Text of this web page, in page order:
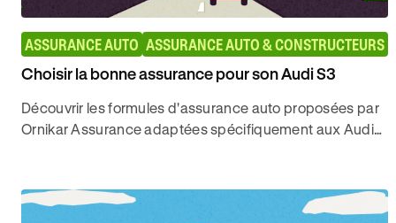
ASSURANCE AUTO ASSURANCE AUTO & CONSTRUCTEURS
Choisir la bonne assurance pour son Audi S3
Découvrir les formules d'assurance auto proposées par
Ornikar Assurance adaptées spécifiquement aux Audi